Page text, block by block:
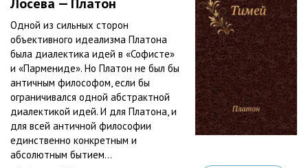
Одной из сильных сторон
объективного идеализма Платона
была диалектика идей в «Софисте»
и «Пармениде». Но Платон не был бы
античным философом, если бы
ограничивался одной абстрактной
диалектикой идей. И для Платона, и
для всей античной философии
единственно конкретным и
абсолютным бытием...